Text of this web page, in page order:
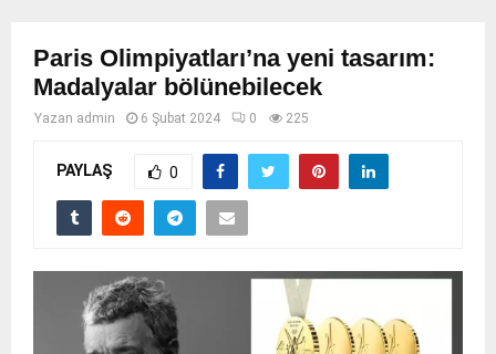
Paris Olimpiyatları’na yeni tasarım:
Madalyalar bölünebilecek
Yazan admin 6 Şubat 2024 0 225
PAYLAŞ 0